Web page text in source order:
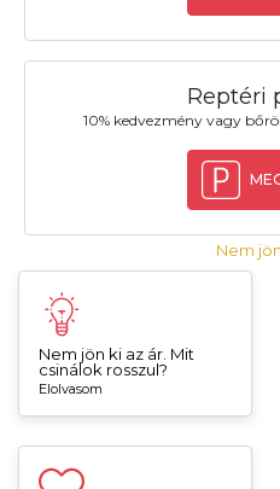
Reptéri
10% kedvezmény vagy
Nem
Nem jön ki az ár. Mit
csinálok rosszul?
Elolvasom